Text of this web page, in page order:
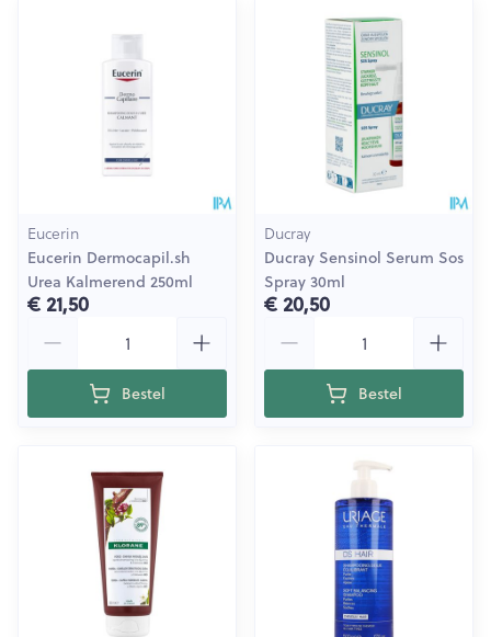
Eucerin
Eucerin Dermocapil.sh
Urea Kalmerend 250ml
€ 21,50
Bestel
Ducray
Ducray Sensinol Serum Sos
Spray 30ml
€ 20,50
Bestel